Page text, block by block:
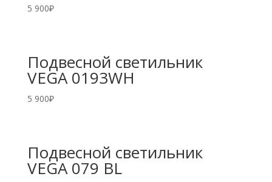
5 900₽
Подвесной светильник
VEGA 0193WH
5 900₽
Подвесной светильник
VEGA 079 BL